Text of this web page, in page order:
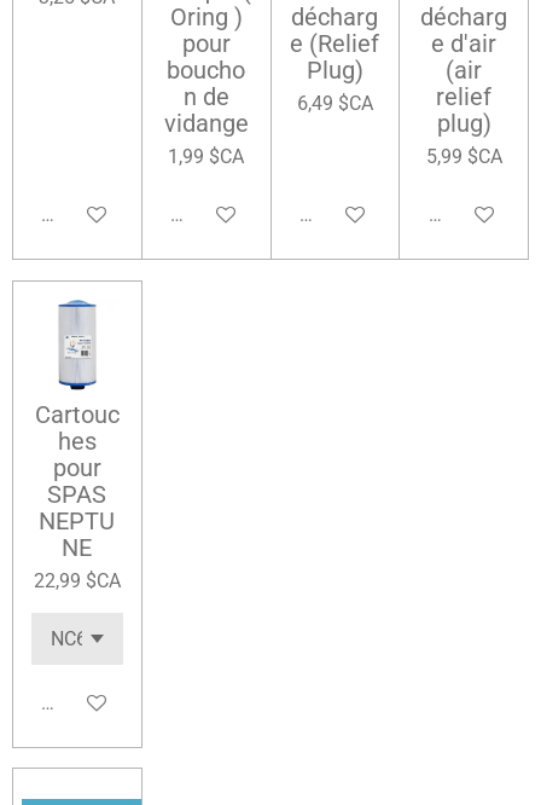
Ajouter au panier
Oring )
pour
boucho
n de
vidange
1,99 $CA
Ajouter au panier
décharg
e (Relief
Plug)
6,49 $CA
Ajouter au panier
décharg
e d'air
(air
relief
plug)
5,99 $CA
Ajouter au
Cartouc
hes
pour
SPAS
NEPTU
NE
22,99 $CA
Ajouter au panier